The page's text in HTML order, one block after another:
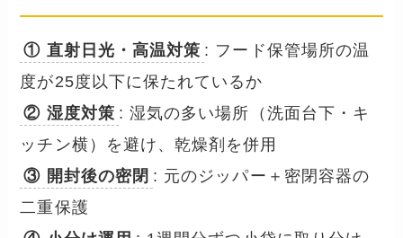
① 直射日光・高温対策 : フード保管場所の温
度が25度以下に保たれているか
② 湿度対策 : 湿気の多い場所（洗面台下・キ
ッチン横）を避け、乾燥剤を併用
③ 開封後の密閉 : 元のジッパー＋密閉容器の
二重保護